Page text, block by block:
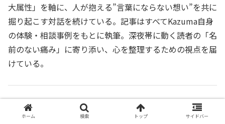
大属性」を軸に、人が抱える”言葉にならない想い”を共に
掘り起こす対話を続けている。記事はすべてKazuma自身
の体験・相談事例をもとに執筆。深夜帯に動く読者の「名
前のない痛み」に寄り添い、心を整理するための視点を届
けている。
ホーム 検索 トップ サイドバー